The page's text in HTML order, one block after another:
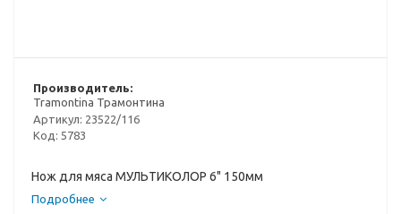
Производитель:
Tramontina Трамонтина
Артикул: 23522/116
Код: 5783
Нож для мяса МУЛЬТИКОЛОР 6" 150мм
Подробнее